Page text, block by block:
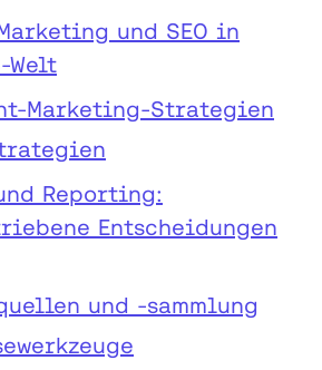
und SEO in
Welt
Marketing-Strategien
Reporting:
Entscheidungen
und -sammlung